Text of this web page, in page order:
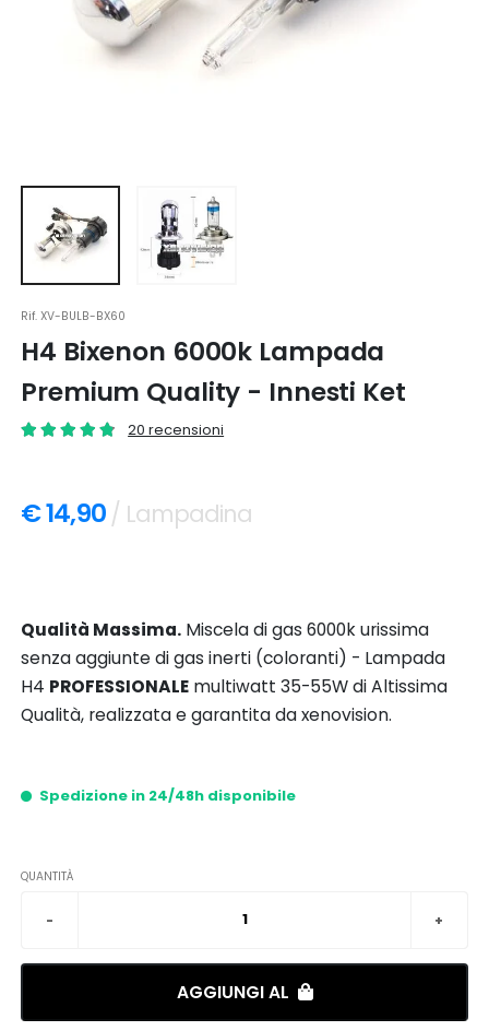
Rif.XV-BULB-BX60
H4 Bixenon 6000k Lampada
Premium Quality - Innesti Ket
20 recensioni
€ 14,90 / Lampadina
Qualità Massima. Miscela di gas 6000k urissima
senza aggiunte di gas inerti (coloranti) - Lampada
H4 PROFESSIONALE multiwatt 35-55W di Altissima
Qualità, realizzata e garantita da xenovision.
Spedizione in 24/48h disponibile
QUANTITÀ
AGGIUNGI AL